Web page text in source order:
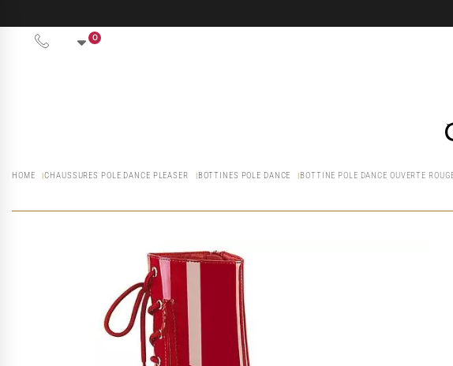
0
HOME CHAUSSURES POLE DANCE PLEASER BOTTINES POLE DANCE